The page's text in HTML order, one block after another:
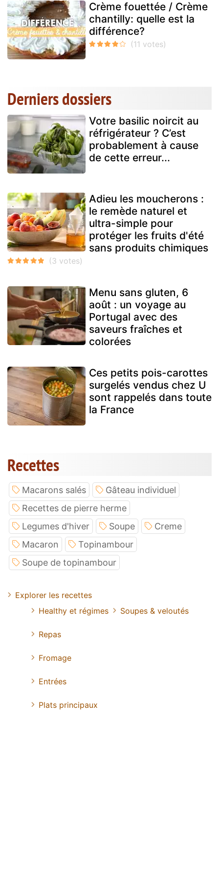
Crème fouettée / Crème
chantilly: quelle est la
différence?
Derniers dossiers
Votre basilic noircit au
réfrigérateur ? C’est
probablement à cause
de cette erreur...
Adieu les moucherons :
le remède naturel et
ultra-simple pour
protéger les fruits d'été
sans produits chimiques
Menu sans gluten, 6
août : un voyage au
Portugal avec des
saveurs fraîches et
colorées
Ces petits pois-carottes
surgelés vendus chez U
sont rappelés dans toute
la France
Recettes
Macarons salés
Gâteau individuel
Recettes de pierre herme
Legumes d'hiver
Soupe
Creme
Macaron
Topinambour
Soupe de topinambour
Explorer les recettes
Healthy et régimes
Soupes & veloutés
Repas
Fromage
Entrées
Plats principaux